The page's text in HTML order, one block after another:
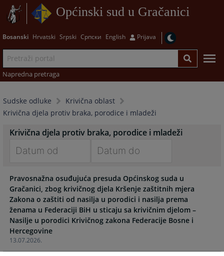
Općinski sud u Gračanici
Bosanski Hrvatski Srpski Српски English Prijava
Napredna pretraga
Sudske odluke
Krivična oblast
Krivična djela protiv braka, porodice i mladeži
Krivična djela protiv braka, porodice i mladeži
forward
to
interact
with
the
calendar
and
forward
to
interact
with
the
13.07.2026.
Pravosnažna osuđujuća presuda Općinskog suda u
Gračanici, zbog krivičnog djela Kršenje zaštitnih mjera
Zakona o zaštiti od nasilja u porodici i nasilja prema
ženama u Federaciji BiH u sticaju sa krivičnim djelom –
Nasilje u porodici Krivičnog zakona Federacije Bosne i
Hercegovine